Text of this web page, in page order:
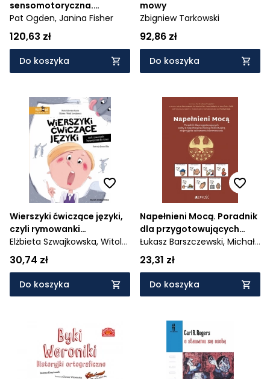
sensomotoryczna.
Interwencje w terapii
traumy i zaburzeń
przywiązania
Pat Ogden, Janina Fisher
120,63 zł
Do koszyka
mowy
Zbigniew Tarkowski
92,86 zł
Do koszyka
Wierszyki ćwiczące języki,
czyli rymowanki
logopedyczne dla dzieci
Elżbieta Szwajkowska, Witold
Szwajkowski,
Galewska-Kustra,
Kłos
30,74 zł
Do koszyka
Napełnieni Mocą. Poradnik
dla przygotowujących
osoby z
niepełnosprawnością
intelektualną do przyjęcia
sakramentu bierzmowania
Łukasz Barszczewski, Michał
Gregorowicz,
Anna Mielecka,
23,31 zł
Do koszyka